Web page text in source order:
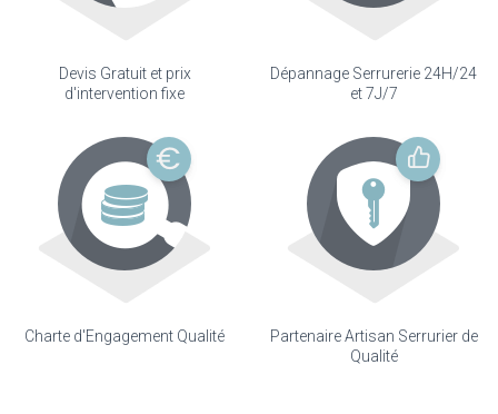
Devis Gratuit et prix
d'intervention fixe
Dépannage Serrurerie 24H/24
et 7J/7
Charte d'Engagement Qualité
Partenaire Artisan Serrurier de
Qualité